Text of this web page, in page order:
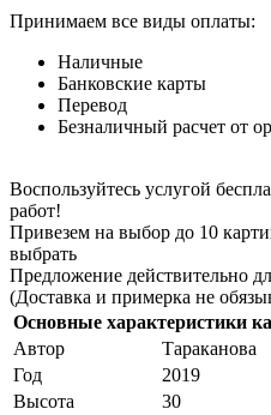
Принимаем все виды оплаты:
Наличные
Банковские карты
Перевод
Безналичный расчет от
Воспользуйтесь услугой
работ!
Привезем на выбор до 10
выбрать
Предложение действительно
(Доставка и примерка не
Основные характеристики
Автор
Тараканова
Год
2019
Высота
30